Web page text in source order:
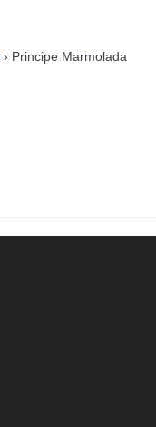
› Principe Marmolada